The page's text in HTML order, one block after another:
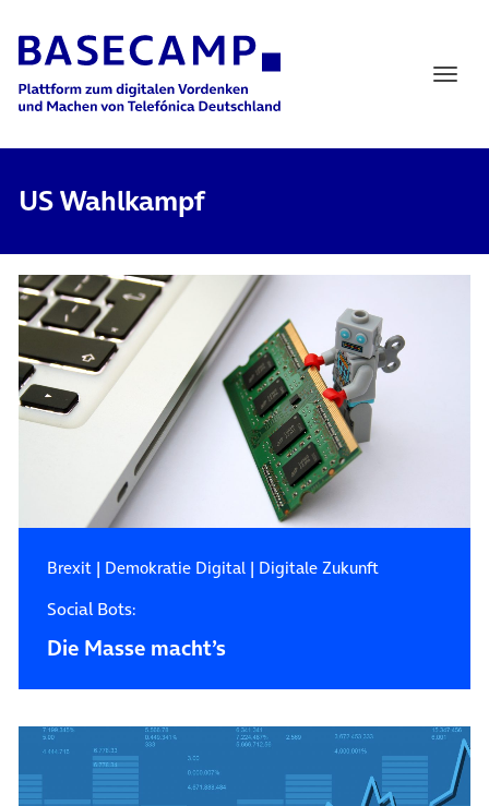
Main Navigation
US Wahlkampf
Brexit| Demokratie Digital| Digitale Zukunft
Social Bots:
Die Masse macht’s